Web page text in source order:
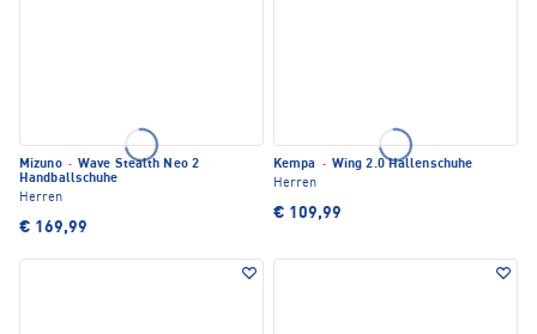
Mizuno · Wave Stealth Neo 2
Handballschuhe
Herren
€ 169,99
Kempa · Wing 2.0 Hallenschuhe
Herren
€ 109,99